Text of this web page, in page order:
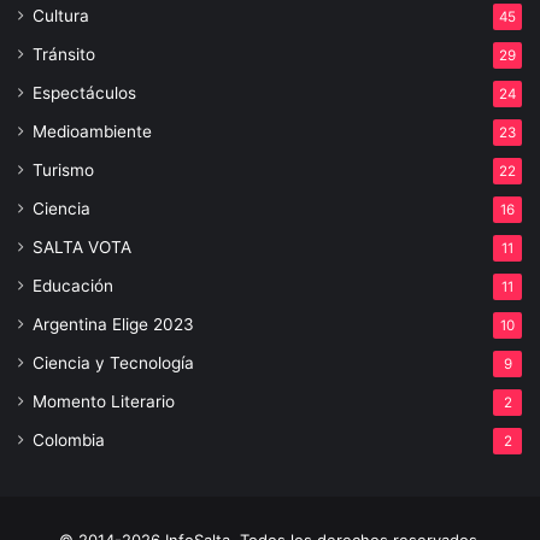
Cultura 45
Tránsito 29
Espectáculos 24
Medioambiente 23
Turismo 22
Ciencia 16
SALTA VOTA 11
Educación 11
Argentina Elige 2023 10
Ciencia y Tecnología 9
Momento Literario 2
Colombia 2